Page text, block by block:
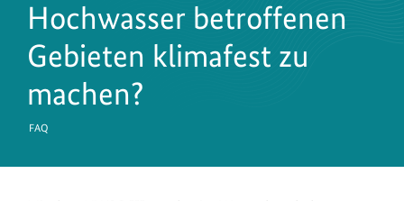
Hochwasser betroffenen
Gebieten klimafest zu
machen?
FAQ